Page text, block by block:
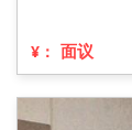
¥： 面议